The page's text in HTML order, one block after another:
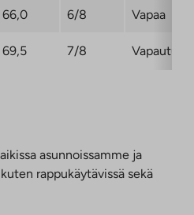
66,0 6/8 Vapaa
69,5 7/8
asunnoissamme ja
rappukäytävissä sekä